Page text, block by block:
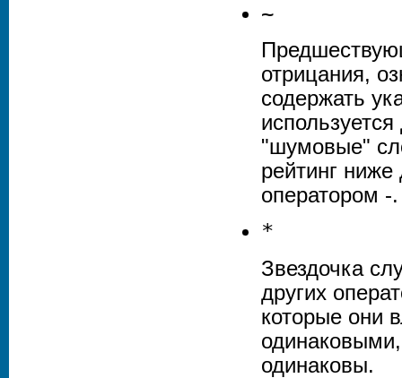
~
отрицания,
содержать
"шумовые"
рейтинг ниже
оператором -.
*
Звездочка
других
которые они
одинаковы.